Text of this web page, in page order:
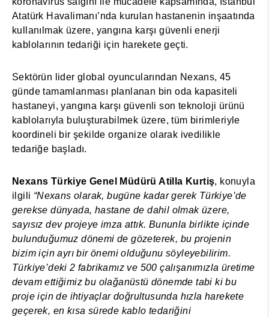
Atatürk Havalimanı’nda kurulan hastanenin inşaatında
kullanılmak üzere, yangına karşı güvenli enerji
kablolarının tedariği için harekete geçti.
Sektörün lider global oyuncularından Nexans, 45
günde tamamlanması planlanan bin oda kapasiteli
hastaneyi, yangına karşı güvenli son teknoloji ürünü
kablolarıyla buluşturabilmek üzere, tüm birimleriyle
koordineli bir şekilde organize olarak ivedilikle
tedariğe başladı.
Nexans Türkiye Genel Müdürü Atilla Kurtiş, konuyla
ilgili “Nexans olarak, bugüne kadar gerek Türkiye’de
gerekse dünyada, hastane de dahil olmak üzere,
sayısız dev projeye imza attık. Bununla birlikte içinde
bulunduğumuz dönemi de gözeterek, bu projenin
bizim için ayrı bir önemi olduğunu söyleyebilirim.
Türkiye’deki 2 fabrikamız ve 500 çalışanımızla üretime
devam ettiğimiz bu olağanüstü dönemde tabi ki bu
proje için de ihtiyaçlar doğrultusunda hızla harekete
geçerek, en kısa sürede kablo tedariğini